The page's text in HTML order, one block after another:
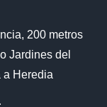
200 metros
Jardines del
a Heredia